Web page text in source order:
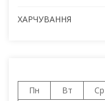
ХАРЧУВАННЯ
Пн
Вт Ср